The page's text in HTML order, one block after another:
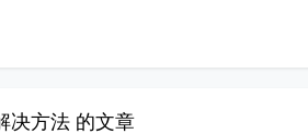
决方法 的文章